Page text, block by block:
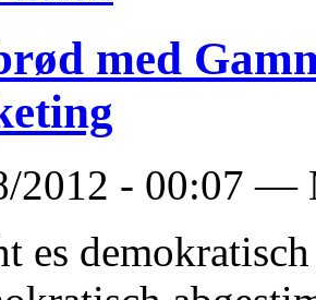
med
2012 - 00:07 —
es